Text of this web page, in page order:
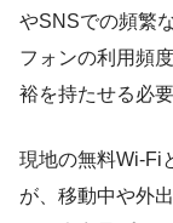
やSNSでの頻繁
フォンの利用頻
裕を持たせる必
現地の無料Wi-Fi
が、移動中や外